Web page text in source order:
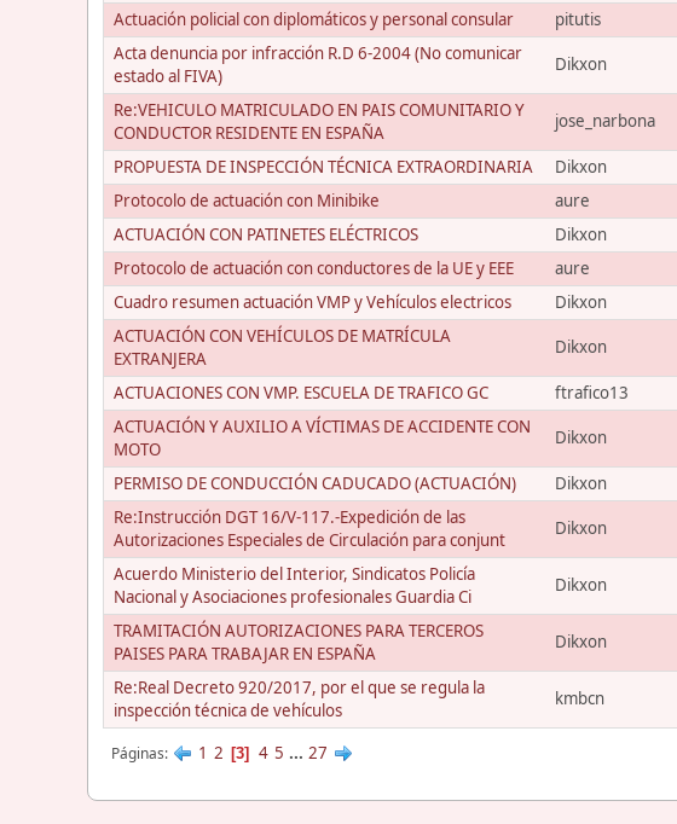
Actuación policial con diplomáticos y personal consular pitutis
Acta denuncia por infracción R.D 6-2004 (No comunicar
estado al FIVA)
Dikxon
Re:VEHICULO MATRICULADO EN PAIS COMUNITARIO Y
CONDUCTOR RESIDENTE EN ESPAÑA
jose_narbona
PROPUESTA DE INSPECCIÓN TÉCNICA EXTRAORDINARIA Dikxon
Protocolo de actuación con Minibike
aure
ACTUACIÓN CON PATINETES ELÉCTRICOS
Dikxon
Protocolo de actuación con conductores de la UE y EEE
aure
Cuadro resumen actuación VMP y Vehículos electricos
Dikxon
ACTUACIÓN CON VEHÍCULOS DE MATRÍCULA
EXTRANJERA
Dikxon
ACTUACIONES CON VMP. ESCUELA DE TRAFICO GC ftrafico13
ACTUACIÓN Y AUXILIO A VÍCTIMAS DE ACCIDENTE CON
MOTO
Dikxon
PERMISO DE CONDUCCIÓN CADUCADO (ACTUACIÓN) Dikxon
Re:Instrucción DGT 16/V-117.-Expedición de las
Autorizaciones Especiales de Circulación para conjunt
Dikxon
Acuerdo Ministerio del Interior, Sindicatos Policía
Nacional y Asociaciones profesionales Guardia Ci
Dikxon
TRAMITACIÓN AUTORIZACIONES PARA TERCEROS
PAISES PARA TRABAJAR EN ESPAÑA
Dikxon
Re:Real Decreto 920/2017, por el que se regula la
inspección técnica de vehículos
kmbcn
Páginas 1 2 3 4 5 ... 27